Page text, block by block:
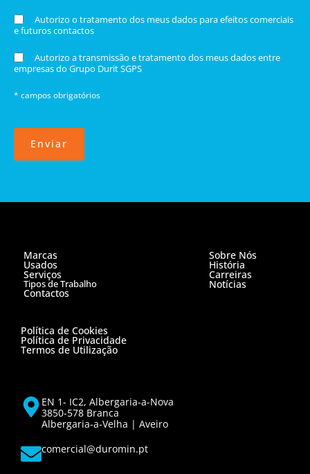
Autorizo o tratamento dos meus dados para efeitos comerciais
e futuros contactos
Autorizo a transmissão e tratamento dos meus dados entre
empresas do Grupo Durit SGPS
* campos obrigatórios
Enviar
Marcas
Usados
Serviços
Tipos de Trabalho
Contactos
Sobre Nós
História
Carreiras
Notícias
Política de Cookies
Política de Privacidade
Termos de Utilização
EN 1- IC2, Albergaria-a-Nova
3850-578 Branca
Albergaria-a-Velha | Aveiro
comercial@duromin.pt